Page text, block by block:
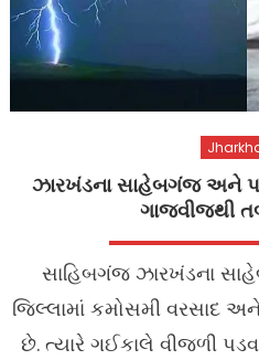
ઝારખંડના સાહેબગંજ અને
ગાજવીજથી
સાહિબગંજ ઝારખંડના
જિલ્લામાં કમોસમી વરસાદ
છે. ત્યારે ગઈકાલે વીજળી